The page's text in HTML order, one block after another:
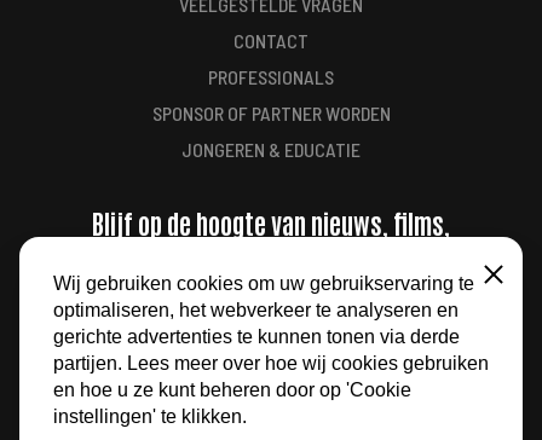
CONTACT
PROFESSIONALS
SPONSOR OF PARTNER WORDEN
JONGEREN & EDUCATIE
Blijf op de hoogte van nieuws, films,
AANMELDEN
Wij gebruiken cookies om uw gebruikservaring te
optimaliseren, het webverkeer te analyseren en
gerichte advertenties te kunnen tonen via derde
partijen. Lees meer over hoe wij cookies gebruiken
en hoe u ze kunt beheren door op 'Cookie
instellingen' te klikken.
Sluiten